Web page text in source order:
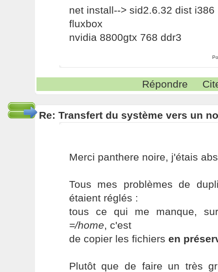
net install--> sid2.6.32 dist i386
fluxbox
nvidia 8800gtx 768 ddr3
Répondre
Re: Transfert du système vers un
Merci panthere noire, j'étais
Tous mes problèmes de
étaient réglés :
tous ce qui me manque,
=/home, c'est
de copier les fichiers en
Plutôt que de faire un très